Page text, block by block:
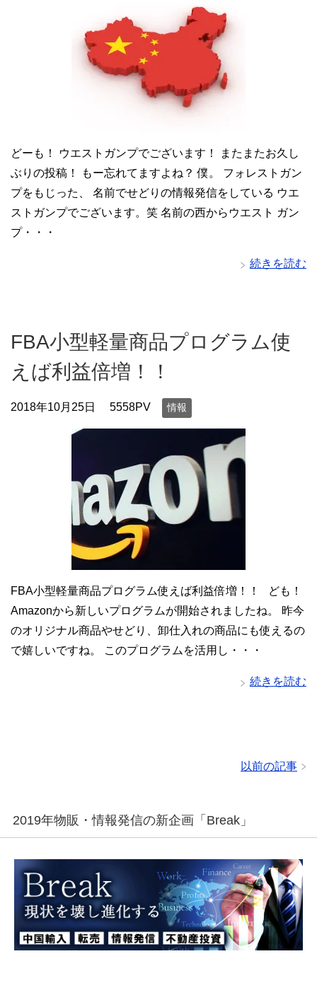
どーも！ ウエストガンプでございます！ またまたお久し
ぶりの投稿！ もー忘れてますよね？ 僕。 フォレストガン
プをもじった、 名前でせどりの情報発信をしている ウエ
ストガンプでございます。笑 名前の西からウエスト ガン
プ・・・
続きを読む
FBA小型軽量商品プログラム使
えば利益倍増！！
2018年10月25日 5558PV 情報
FBA小型軽量商品プログラム使えば利益倍増！！ ども！
Amazonから新しいプログラムが開始されましたね。 昨今
のオリジナル商品やせどり、卸仕入れの商品にも使えるの
で嬉しいですね。 このプログラムを活用し・・・
続きを読む
以前の記事
2019年物販・情報発信の新企画「Break」